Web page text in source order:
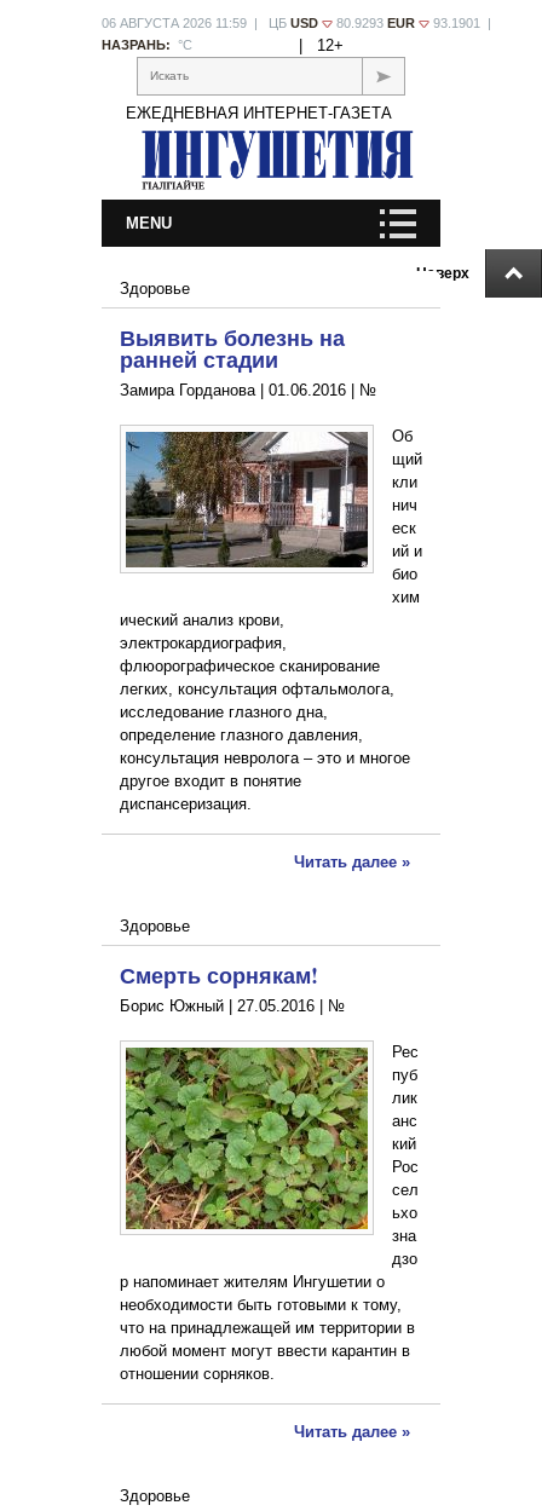
Наверх
06 АВГУСТА 2026 11:59 | ЦБ USD 80.9293 EUR
93.1901 |
НАЗРАНЬ: °С 12+
Искать
ЕЖЕДНЕВНАЯ ИНТЕРНЕТ-ГАЗЕТА
MENU
Здоровье
Выявить болезнь на
ранней стадии
Замира Горданова | 01.06.2016 №
Об
щий
кли
нич
еск
ий и
био
хим
ический анализ крови,
электрокардиография,
флюорографическое сканирование
легких, консультация офтальмолога,
исследование глазного дна,
определение глазного давления,
консультация невролога – это и многое
другое входит в понятие
диспансеризация.
Читать далее »
Здоровье
Смерть сорнякам!
Борис Южный | 27.05.2016 №
Рес
пуб
лик
анс
кий
Рос
сел
ьхо
зна
дзо
р напоминает жителям Ингушетии о
необходимости быть готовыми к тому,
что на принадлежащей им территории в
любой момент могут ввести карантин в
отношении сорняков.
Читать далее »
Здоровье